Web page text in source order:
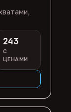
243
С
ЦЕНАМИ